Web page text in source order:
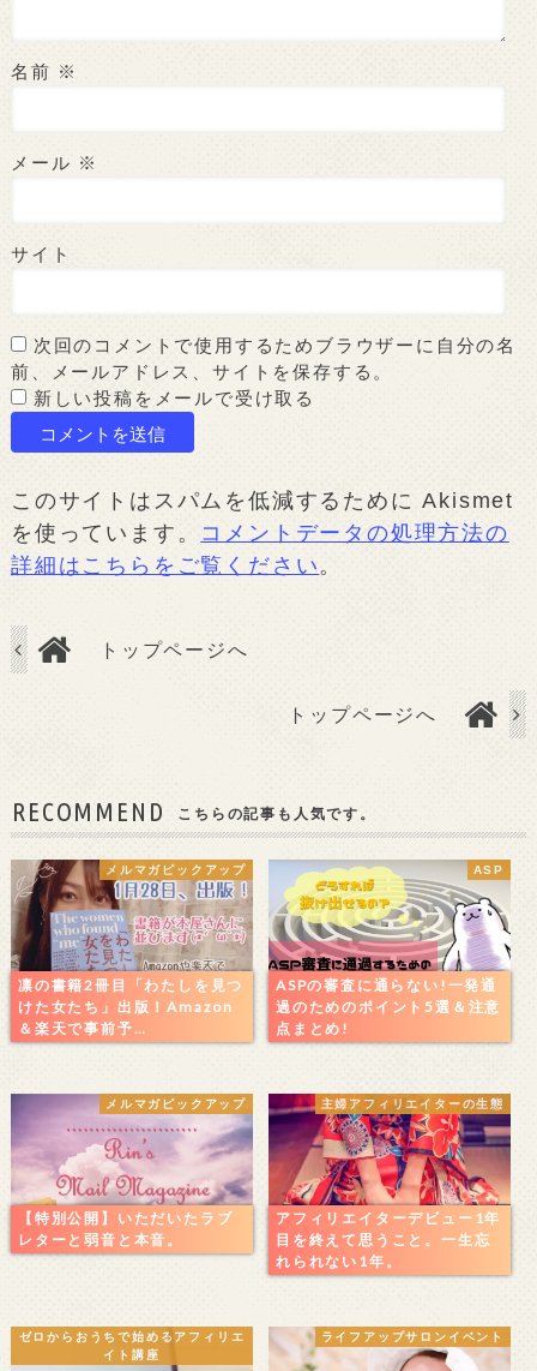
名前 ※
メール ※
サイト
次回のコメントで使用するためブラウザーに自分の名
前、メールアドレス、サイトを保存する。
新しい投稿をメールで受け取る
このサイトはスパムを低減するために Akismet
を使っています。 コメントデータの処理方法の
詳細はこちらをご覧ください 。
トップページへ
トップページへ
RECOMMEND こちらの記事も人気です。
メルマガピックアップ
凛の書籍2冊目「わたしを見つ
けた女たち」出版！Amazon
＆楽天で事前予…
ASP
ASPの審査に通らない!一発通
過のためのポイント5選＆注意
点まとめ!
メルマガピックアップ
【特別公開】いただいたラブ
レターと弱音と本音。
主婦アフィリエイターの生態
アフィリエイターデビュー1年
目を終えて思うこと。一生忘
れられない1年。
ゼロからおうちで始めるアフィリエ
イト講座
ライフアップサロンイベント